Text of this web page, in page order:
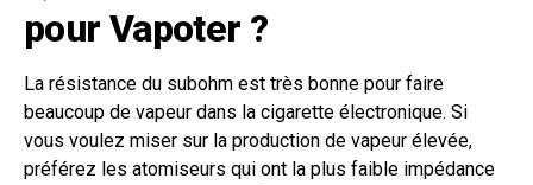
pour Vapoter ?
La résistance du subohm est très bonne pour faire
beaucoup de vapeur dans la cigarette électronique. Si
vous voulez miser sur la production de vapeur élevée,
préférez les atomiseurs qui ont la plus faible impédance